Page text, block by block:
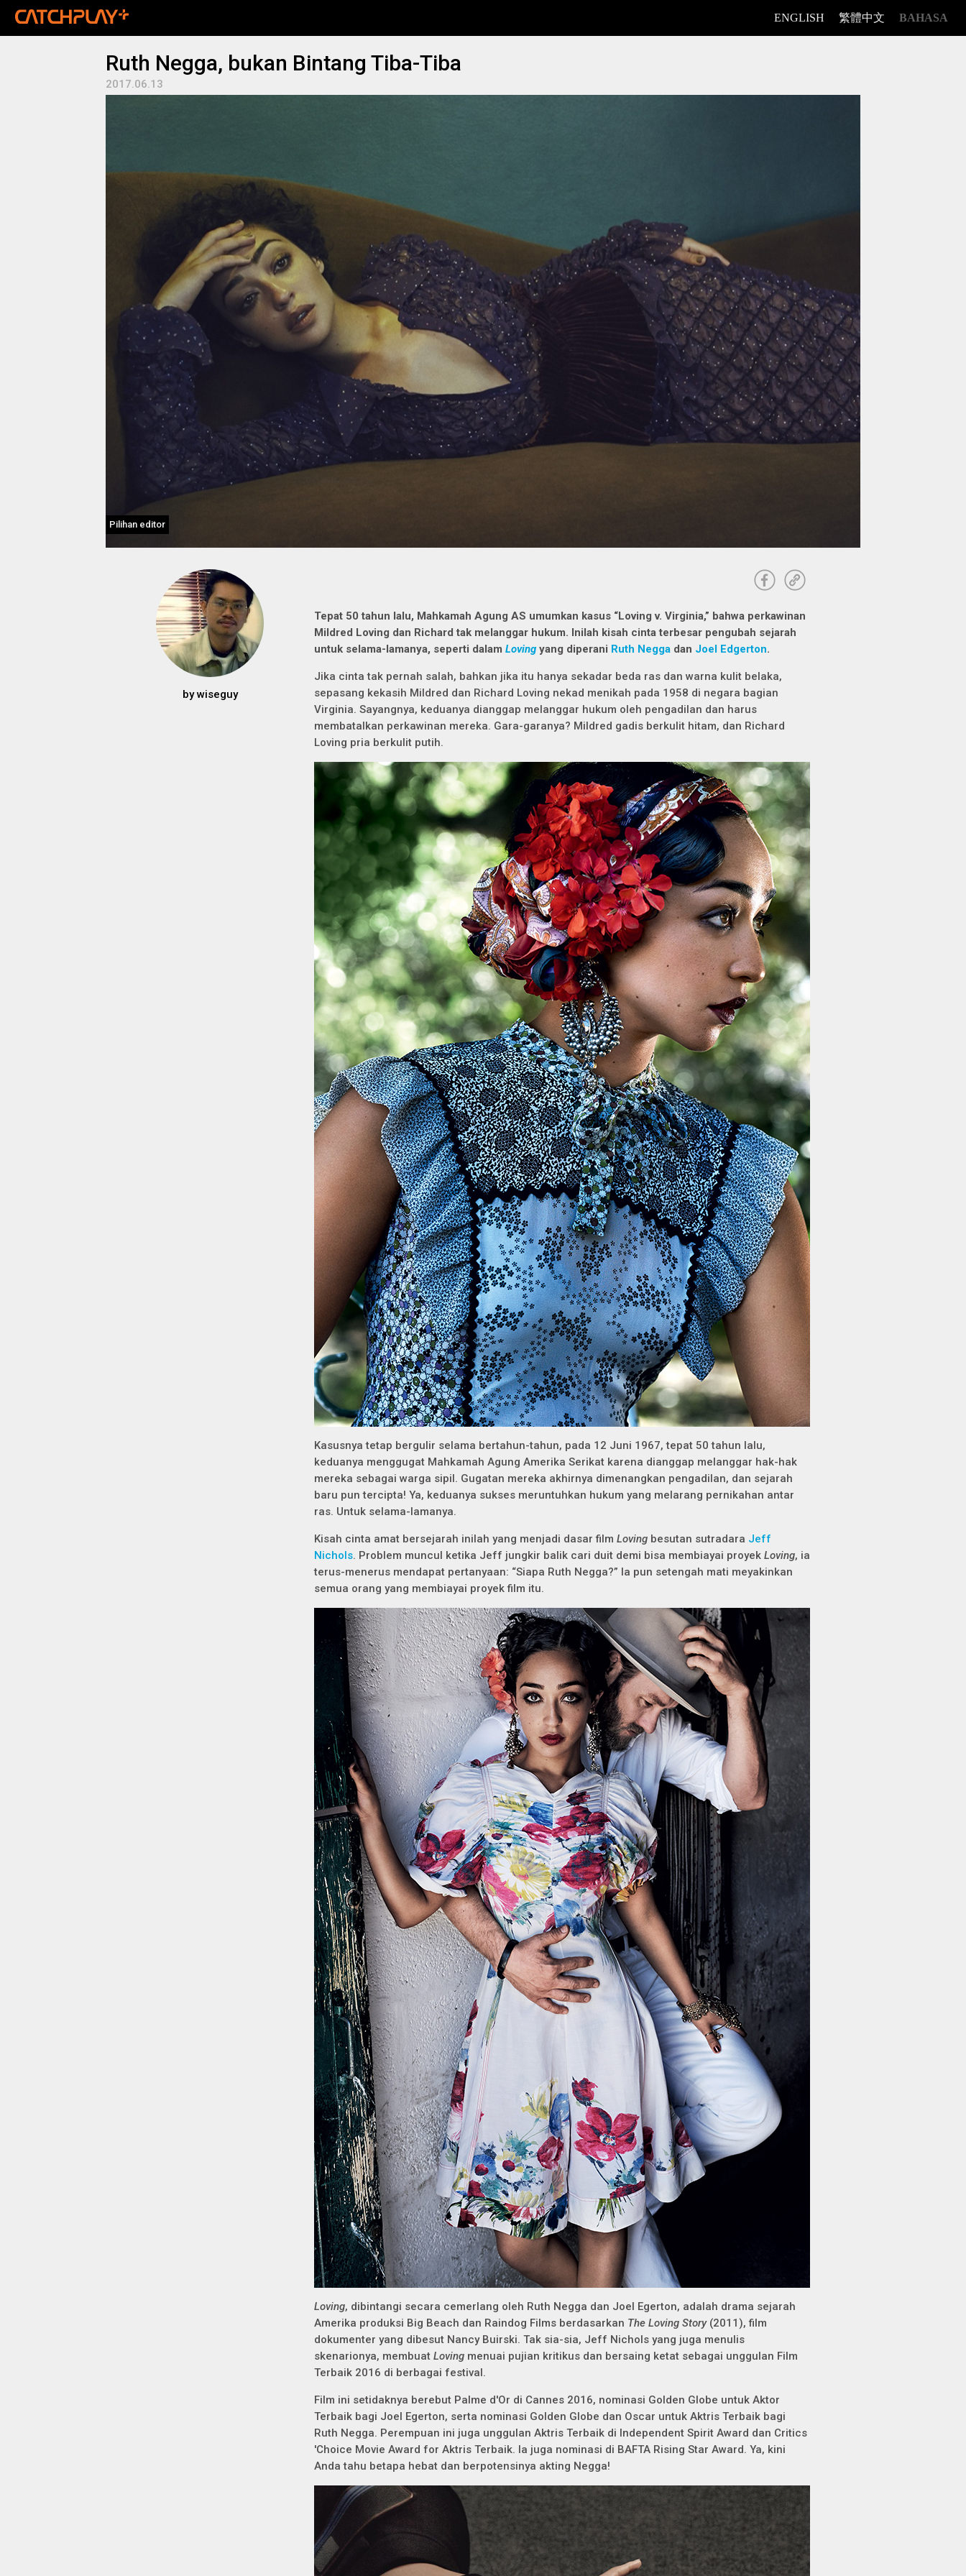
ENGLISH 繁體中文 BAHASA
Ruth Negga, bukan Bintang Tiba-Tiba
2017.06.13
Pilihan editor
bywiseguy
Tepat 50 tahun lalu, Mahkamah Agung AS umumkan kasus “Loving v. Virginia,” bahwa perkawinan
Mildred Loving dan Richard tak melanggar hukum. Inilah kisah cinta terbesar pengubah sejarah
untuk selama-lamanya, seperti dalam Loving yang diperani Ruth Negga dan Joel Edgerton.
Jika cinta tak pernah salah, bahkan jika itu hanya sekadar beda ras dan warna kulit belaka,
sepasang kekasih Mildred dan Richard Loving nekad menikah pada 1958 di negara bagian
Virginia. Sayangnya, keduanya dianggap melanggar hukum oleh pengadilan dan harus
membatalkan perkawinan mereka. Gara-garanya? Mildred gadis berkulit hitam, dan Richard
Loving pria berkulit putih.
Kasusnya tetap bergulir selama bertahun-tahun, pada 12 Juni 1967, tepat 50 tahun lalu,
keduanya menggugat Mahkamah Agung Amerika Serikat karena dianggap melanggar hak-hak
mereka sebagai warga sipil. Gugatan mereka akhirnya dimenangkan pengadilan, dan sejarah
baru pun tercipta! Ya, keduanya sukses meruntuhkan hukum yang melarang pernikahan antar
ras. Untuk selama-lamanya.
Kisah cinta amat bersejarah inilah yang menjadi dasar film Loving besutan sutradara Jeff
Nichols. Problem muncul ketika Jeff jungkir balik cari duit demi bisa membiayai proyek Loving, ia
terus-menerus mendapat pertanyaan: “Siapa Ruth Negga?” Ia pun setengah mati meyakinkan
semua orang yang membiayai proyek film itu.
Loving, dibintangi secara cemerlang oleh Ruth Negga dan Joel Egerton, adalah drama sejarah
Amerika produksi Big Beach dan Raindog Films berdasarkan The Loving Story(2011), film
dokumenter yang dibesut Nancy Buirski. Tak sia-sia, Jeff Nichols yang juga menulis
skenarionya, membuat Loving menuai pujian kritikus dan bersaing ketat sebagai unggulan Film
Terbaik 2016 di berbagai festival.
Film ini setidaknya berebut Palme d'Or di Cannes 2016, nominasi Golden Globe untuk Aktor
Terbaik bagi Joel Egerton, serta nominasi Golden Globe dan Oscar untuk Aktris Terbaik bagi
Ruth Negga. Perempuan ini juga unggulan Aktris Terbaik di Independent Spirit Award dan Critics
'Choice Movie Award for Aktris Terbaik. Ia juga nominasi di BAFTA Rising Star Award. Ya, kini
Anda tahu betapa hebat dan berpotensinya akting Negga!